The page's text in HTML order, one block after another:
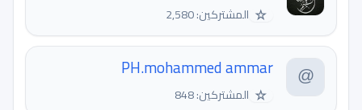
☆ المشتركين: 2,580
PH.mohammed ammar
☆ المشتركين: 848